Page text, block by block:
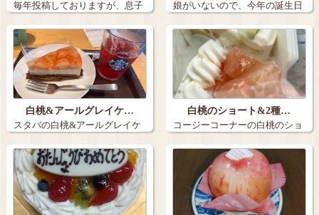
毎年投稿しておりますが、息子
の誕生日ケー…
娘がいないので、今年の誕生日
ケーキは３個…
白桃&アールグレイケ…
スタバの白桃&アールグレイケ
ーキとアイス…
白桃のショート&2種…
コージーコーナーの白桃のショ
ートと2種の…